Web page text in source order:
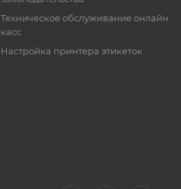
Техническое обслуживание онлайн
касс
Настройка принтера этикеток